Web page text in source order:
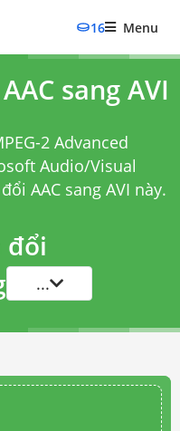
16 Menu
sang AVI
2 Advanced
Audio/Visual
AAC sang AVI này.
đổi
...